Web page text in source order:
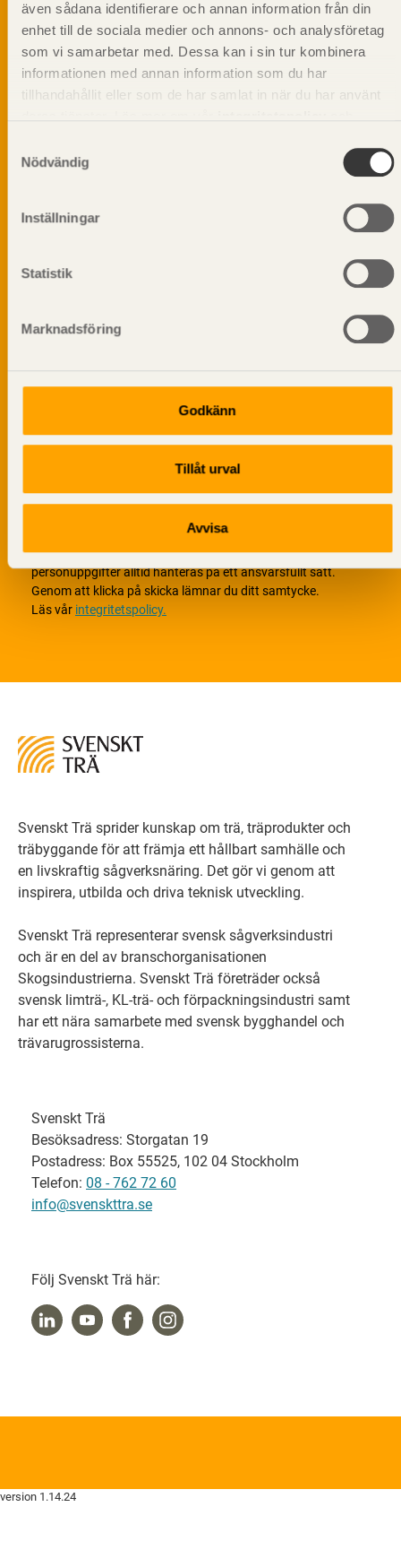
även sådana identifierare och annan information från din
enhet till de sociala medier och annons- och analysföretag
som vi samarbetar med. Dessa kan i sin tur kombinera
informationen med annan information som du har
tillhandahållit eller som de har samlat in när du har använt
Nödvändig
Inställningar
Statistik
Marknadsföring
Godkänn
Tillåt urval
Avvisa
Svenskt Träs Produktkatalog är svensk
sågverksnärings digitala produktkatalog för att
beskriva träprodukter och deras unika
egenskaper.
Vi värnar om personlig integritet vilket innebär att dina
personuppgifter alltid hanteras på ett ansvarsfullt sätt.
Genom att klicka på skicka lämnar du ditt samtycke.
Läs vår integritetspolicy.
Svenskt Trä sprider kunskap om trä, träprodukter och
träbyggande för att främja ett hållbart samhälle och
en livskraftig sågverksnäring. Det gör vi genom att
inspirera, utbilda och driva teknisk utveckling.
Svenskt Trä representerar svensk sågverksindustri
och är en del av branschorganisationen
Skogsindustrierna. Svenskt Trä företräder också
svensk limträ-, KL-trä- och förpackningsindustri samt
har ett nära samarbete med svensk bygghandel och
trävarugrossisterna.
Svenskt Trä
Besöksadress: Storgatan 19
Postadress: Box 55525, 102 04 Stockholm
Telefon: 08 - 762 72 60
info@svenskttra.se
Följ Svenskt Trä här:
version 1.14.24